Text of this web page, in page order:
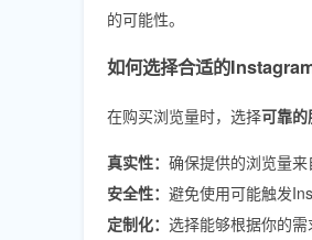
的可能性。
如何选择合适的
在购买浏览量时，选择可靠
真实性： 确保提供的浏览量来
安全性： 避免使用可能触发
定制化： 选择能够根据你的需